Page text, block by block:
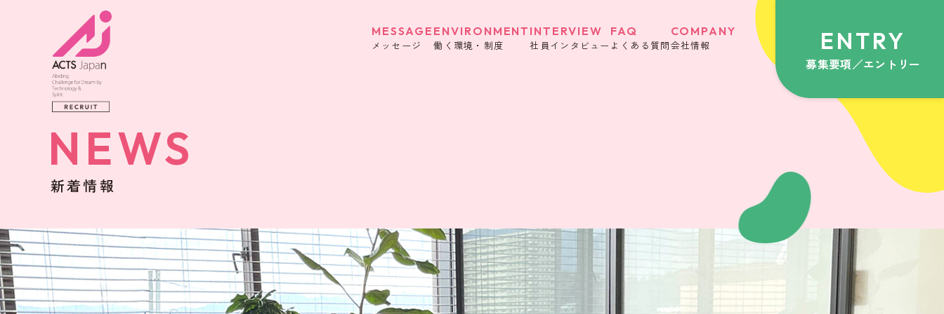
MESSAGE
メッセージ
ENVIRONMENT
働く環境・制度
INTERVIEW
社員インタビュー
FAQ
よくある質問
COMPANY
会社情報 ENTRY
募集要項／エントリー
NEWS
新着情報